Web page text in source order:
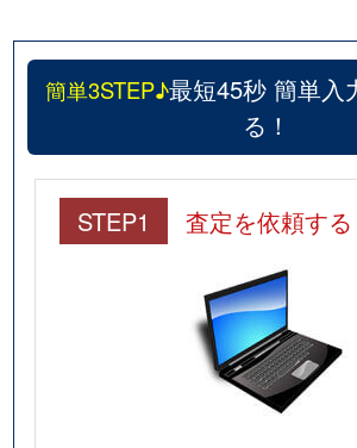
簡単3STEP♪最短45秒 簡単入
る！
STEP1 査定を依頼する